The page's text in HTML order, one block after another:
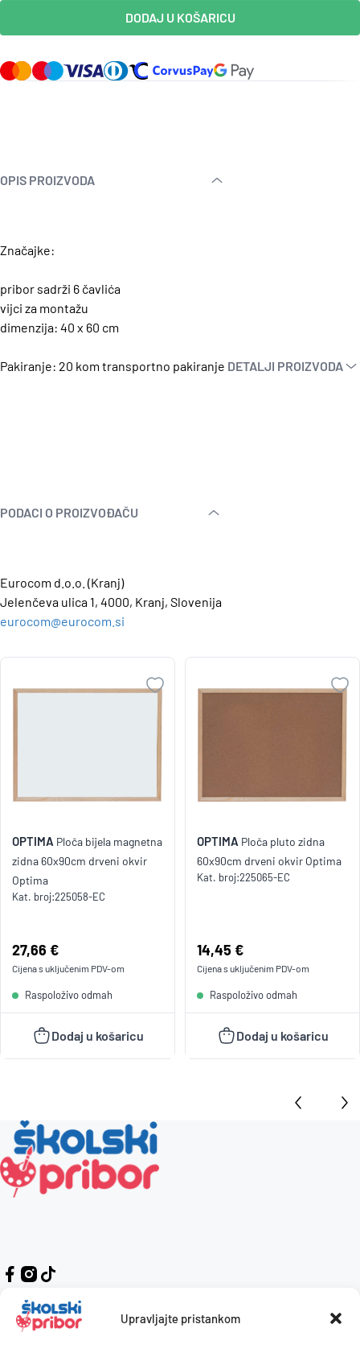
Upravljajte pristankom
OPIS PROIZVODA
Značajke:
pribor sadrži 6 čavlića
vijci za montažu
dimenzija: 40 x 60 cm
Pakiranje: 20 kom transportno pakiranje DETALJI PROIZVODA
PODACI O PROIZVOĐAČU
Eurocom d.o.o. (Kranj)
Jelenčeva ulica 1, 4000, Kranj, Slovenija
eurocom@eurocom.si
DODAJ U KOŠARICU
OPTIMA Ploča bijela magnetna
zidna 60x90cm drveni okvir
Optima
Kat. broj:225058-EC
Cijena:
27,66 €
Cijena s uključenim PDV-om
Raspoloživo odmah
Dodaj u košaricu
OPTIMA Ploča pluto zidna
60x90cm drveni okvir Optima
Kat. broj:225065-EC
Cijena:
14,45 €
Cijena s uključenim PDV-om
Raspoloživo odmah
Dodaj u košaricu